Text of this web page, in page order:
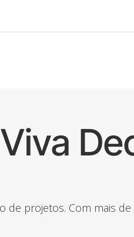
de projetos. Com mais